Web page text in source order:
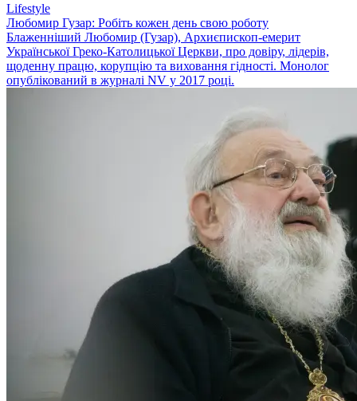
Lifestyle
Любомир Гузар: Робіть кожен день свою роботу
Блаженніший Любомир (Гузар), Архиєпископ-емерит
Української Греко-Католицької Церкви, про довіру, лідерів,
щоденну працю, корупцію та виховання гідності. Монолог
опублікований в журналі NV у 2017 році.